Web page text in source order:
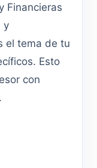
Financieras
y
el tema de tu
Esto
con